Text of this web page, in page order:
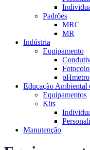
Padrões
MRC
MR
Indústria
Equipamento
pHmetro
Educação
Equipamentos
Kits
Manutenção